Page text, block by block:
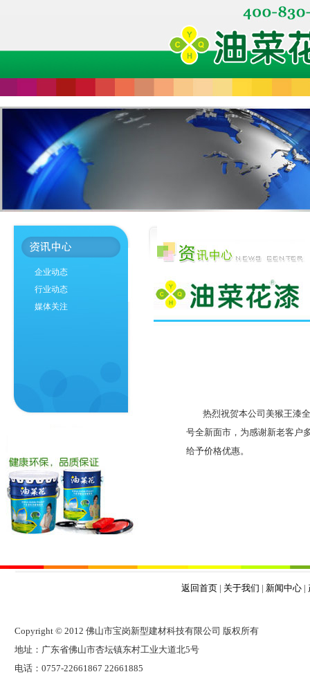
企业动态
行业动态
媒体关注
热烈祝贺本公司美猴王漆全
号全新面市，为感谢新老客户
给予价格优惠。
返回首页 | 关于我们 | 新闻中心 |
Copyright © 2012 佛山市宝岗新型建材科技有限公司 版权所有
地址：广东省佛山市杏坛镇东村工业大道北5号
电话：0757-22661867 22661885